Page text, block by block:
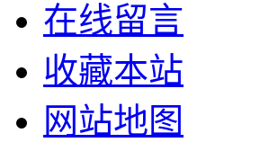
在线留言
收藏本站
网站地图